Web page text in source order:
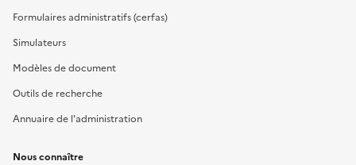
Formulaires administratifs (cerfas)
Simulateurs
Modèles de document
Outils de recherche
Annuaire de l'administration
Nous connaître